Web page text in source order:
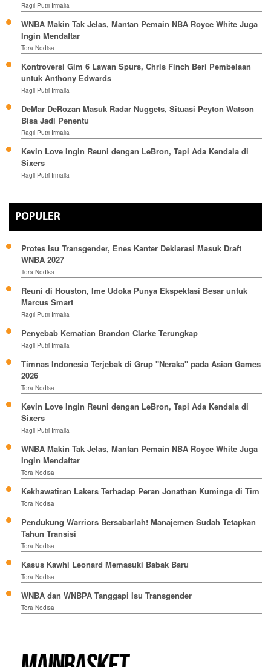
Ragil Putri Irmalia
WNBA Makin Tak Jelas, Mantan Pemain NBA Royce White Juga
Ingin Mendaftar
Tora Nodisa
Kontroversi Gim 6 Lawan Spurs, Chris Finch Beri Pembelaan
untuk Anthony Edwards
Ragil Putri Irmalia
DeMar DeRozan Masuk Radar Nuggets, Situasi Peyton Watson
Bisa Jadi Penentu
Ragil Putri Irmalia
Kevin Love Ingin Reuni dengan LeBron, Tapi Ada Kendala di
Sixers
Ragil Putri Irmalia
POPULER
Protes Isu Transgender, Enes Kanter Deklarasi Masuk Draft
WNBA 2027
Tora Nodisa
Reuni di Houston, Ime Udoka Punya Ekspektasi Besar untuk
Marcus Smart
Ragil Putri Irmalia
Penyebab Kematian Brandon Clarke Terungkap
Ragil Putri Irmalia
Timnas Indonesia Terjebak di Grup "Neraka" pada Asian Games
2026
Tora Nodisa
Kevin Love Ingin Reuni dengan LeBron, Tapi Ada Kendala di
Sixers
Ragil Putri Irmalia
WNBA Makin Tak Jelas, Mantan Pemain NBA Royce White Juga
Ingin Mendaftar
Tora Nodisa
Kekhawatiran Lakers Terhadap Peran Jonathan Kuminga di Tim
Tora Nodisa
Pendukung Warriors Bersabarlah! Manajemen Sudah Tetapkan
Tahun Transisi
Tora Nodisa
Kasus Kawhi Leonard Memasuki Babak Baru
Tora Nodisa
WNBA dan WNBPA Tanggapi Isu Transgender
Tora Nodisa